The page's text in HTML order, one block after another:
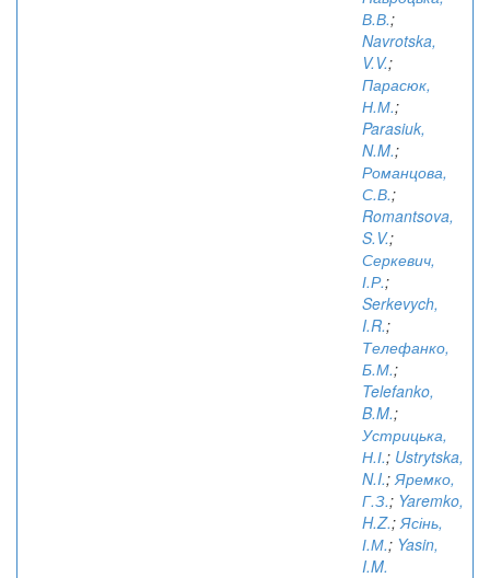
В.В.;
Navrotska,
V.V.;
Парасюк,
Н.М.;
Parasiuk,
N.M.;
Романцова,
С.В.;
Romantsova,
S.V.;
Серкевич,
І.Р.;
Serkevych,
I.R.;
Телефанко,
Б.М.;
Telefanko,
B.M.;
Устрицька,
Н.І.; Ustrytska,
N.I.;Яремко,
Г.З.; Yaremko,
H.Z.;Ясінь,
І.М.; Yasin,
I.M.